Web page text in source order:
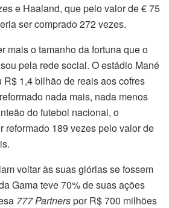
e Haaland, que pelo valor de € 75
ser comprado 272 vezes.
mais o tamanho da fortuna que o
pela rede social. O estádio Mané
R$ 1,4 bilhão de reais aos cofres
nada mais, nada menos
do futebol nacional, o
reformado 189 vezes pelo valor de
voltar às suas glórias se fossem
Gama teve 70% de suas ações
777 Partnerspor R$ 700 milhões